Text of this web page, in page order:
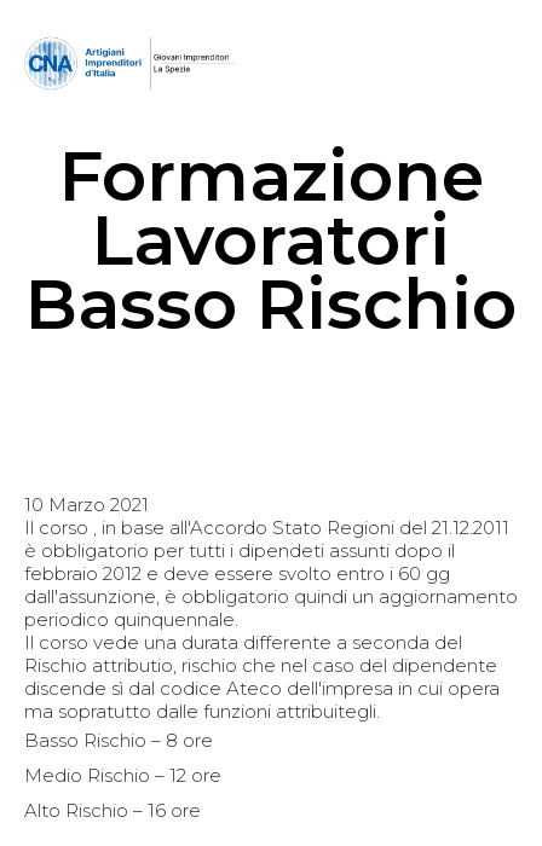
Formazione
Lavoratori
Basso Rischio
10 Marzo 2021
Il corso , in base all'Accordo Stato Regioni del 21.12.2011
è obbligatorio per tutti i dipendeti assunti dopo il
febbraio 2012 e deve essere svolto entro i 60 gg
dall'assunzione, è obbligatorio quindi un aggiornamento
periodico quinquennale.
Il corso vede una durata differente a seconda del
Rischio attributio, rischio che nel caso del dipendente
discende sì dal codice Ateco dell'impresa in cui opera
ma sopratutto dalle funzioni attribuitegli.
Basso Rischio – 8 ore
Medio Rischio – 12 ore
Alto Rischio – 16 ore